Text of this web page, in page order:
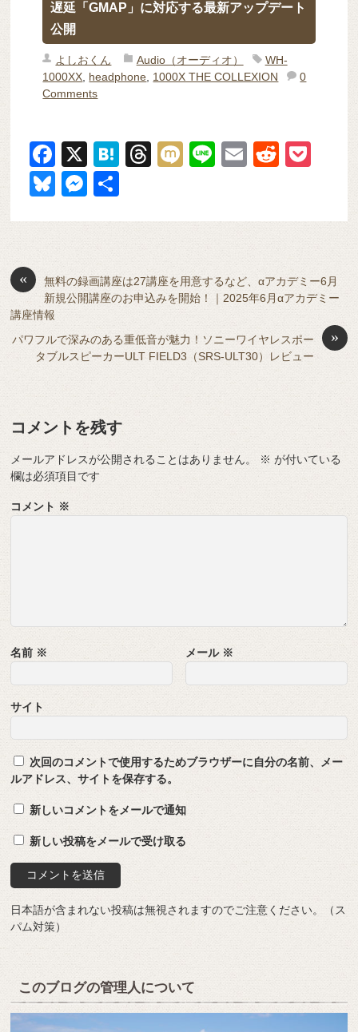
遅延「GMAP」に対応する最新アップデート
公開
よしおくん Audio（オーディオ）
WH-
1000XX, headphone, 1000X THE COLLEXION
0
Comments
F
a
c
e
o
o
k
X
H
n
T
a
s
M
Li
E
R
di et
Bl
sk
y
M
n
g
er
«
無料の録画講座は27講座を用意するなど、αアカデミー6月
新規公開講座のお申込みを開始！｜2025年6月αアカデミー
講座情報
»
パワフルで深みのある重低音が魅力！ソニーワイヤレスポー
タブルスピーカーULT FIELD3（SRS-ULT30）レビュー
コメントを残す
メールアドレスが公開されることはありません。 ※ が付いている
欄は必須項目です
コメント ※
名前 ※ メール ※
サイト
次回のコメントで使用するためブラウザーに自分の名前、メー
ルアドレス、サイトを保存する。
新しいコメントをメールで通知
新しい投稿をメールで受け取る
日本語が含まれない投稿は無視されますのでご注意ください。（ス
パム対策）
このブログの管理人について